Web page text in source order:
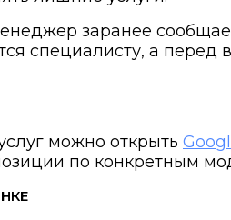
заранее
специалисту, а
можно открыть
по конкретным